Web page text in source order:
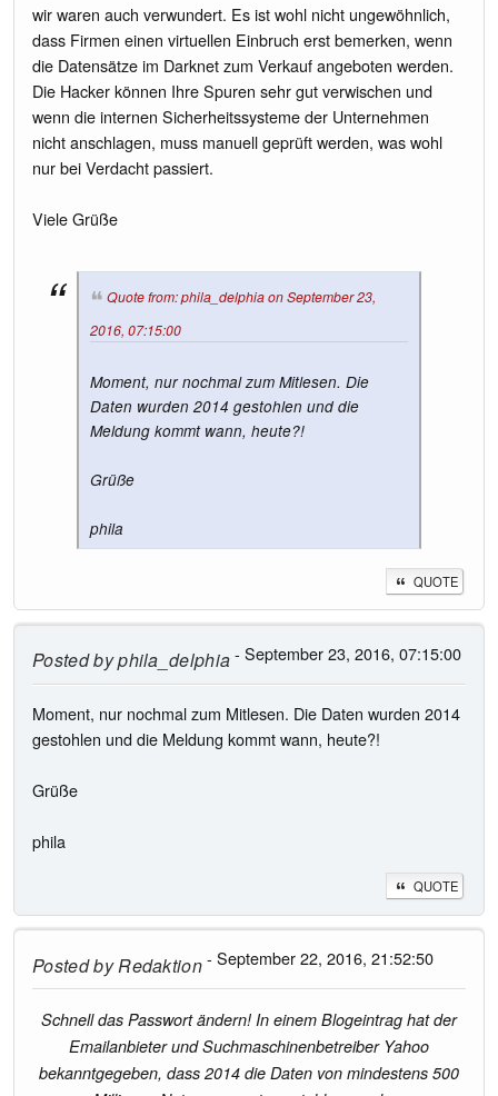
wir waren auch verwundert. Es ist wohl nicht ungewöhnlich,
dass Firmen einen virtuellen Einbruch erst bemerken, wenn
die Datensätze im Darknet zum Verkauf angeboten werden.
Die Hacker können Ihre Spuren sehr gut verwischen und
wenn die internen Sicherheitssysteme der Unternehmen
nicht anschlagen, muss manuell geprüft werden, was wohl
nur bei Verdacht passiert.
Viele Grüße
Quote from: phila_delphia on September 23,
2016, 07:15:00
Moment, nur nochmal zum Mitlesen. Die
Daten wurden 2014 gestohlen und die
Meldung kommt wann, heute?!
Grüße
phila
QUOTE
Posted byphila_delphia- September 23, 2016, 07:15:00
Moment, nur nochmal zum Mitlesen. Die Daten wurden 2014
gestohlen und die Meldung kommt wann, heute?!
Grüße
phila
QUOTE
Posted byRedaktion- September 22, 2016, 21:52:50
Schnell das Passwort ändern! In einem Blogeintrag hat der
Emailanbieter und Suchmaschinenbetreiber Yahoo
bekanntgegeben, dass 2014 die Daten von mindestens 500